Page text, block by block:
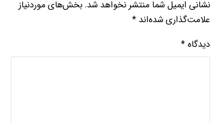
نشانی ایمیل شما منتشر نخواهد شد. بخش‌های موردنیاز
علامت‌گذاری شده‌اند*
دیدگاه*